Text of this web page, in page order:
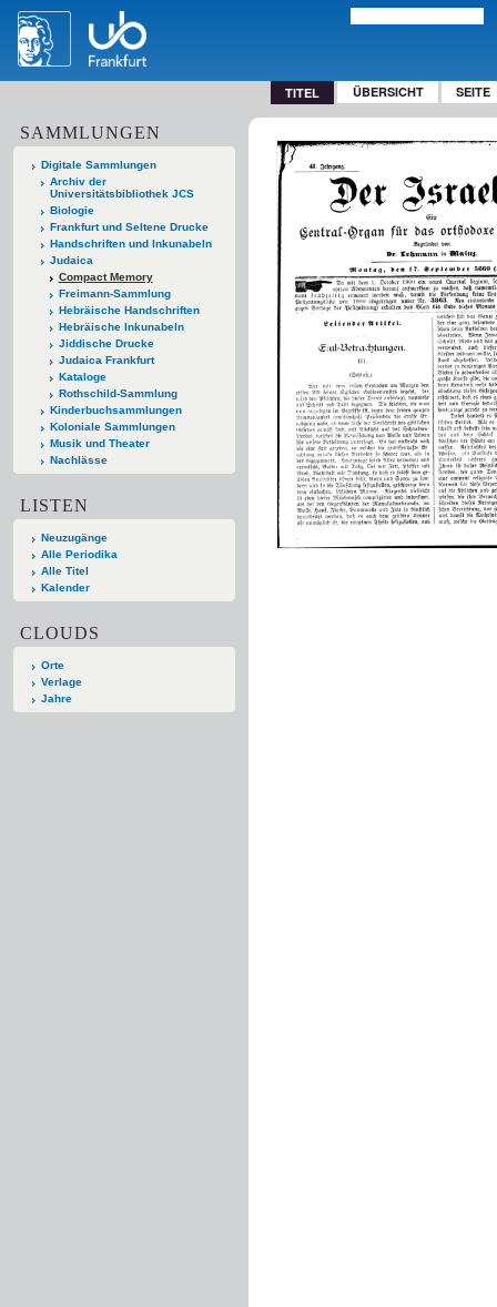
TITEL ÜBERSICHT SEITE
SAMMLUNGEN
Digitale Sammlungen
Archiv der
Universitätsbibliothek JCS
Biologie
Frankfurt und Seltene Drucke
Handschriften und Inkunabeln
Judaica
Compact Memory
Freimann-Sammlung
Hebräische Handschriften
Hebräische Inkunabeln
Jiddische Drucke
Judaica Frankfurt
Kataloge
Rothschild-Sammlung
Kinderbuchsammlungen
Koloniale Sammlungen
Musik und Theater
Nachlässe
LISTEN
Neuzugänge
Alle Periodika
Alle Titel
Kalender
CLOUDS
Orte
Verlage
Jahre